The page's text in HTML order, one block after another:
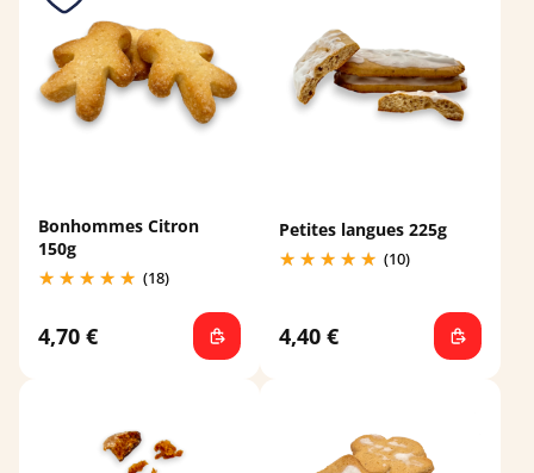
Bonhommes Citron
150g
(18)
4,70 €
Petites langues 225g
(10)
4,40 €